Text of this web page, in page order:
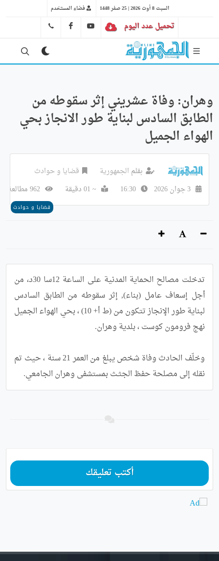
السبت 8 أوت 2026 | 25 صفر 1448 فضاء المستخدم
تحميل عدد اليوم YT
FB
وهران: وفاة عشريني إثر سقوطه من
الطابق السادس لبناية طور الانجاز بحي
الهواء الجميل
بقلم الجمهورية
قضايا و حوادث
~ 01 دقيقة
قضايا و حوادث
نقله إلى مصلحة حفظ الجثـث بمستشفى وهران الجامعي.
أكتب تعليقك